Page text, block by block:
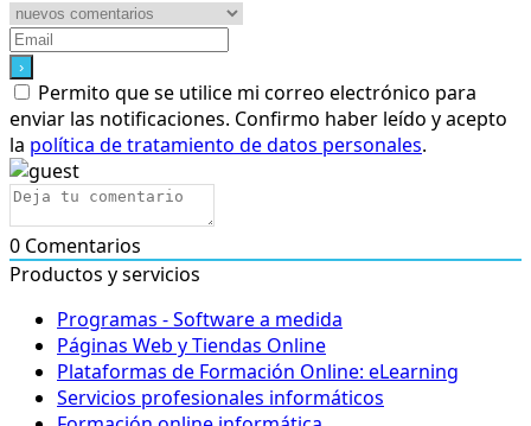
Permito que se utilice mi correo electrónico para
enviar las notificaciones. Confirmo haber leído y acepto
la política de tratamiento de datos personales.
0 Comentarios
Productos y servicios
Programas - Software a medida
Páginas Web y Tiendas Online
Plataformas de Formación Online: eLearning
Servicios profesionales informáticos